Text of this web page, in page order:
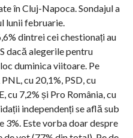
în Cluj-Napoca. Sondajul a
lunii februarie.
dintrei cei chestionați au
dacă alegerile pentru
duminica viitoare. Pe
cu 20,1%, PSD, cu
cu 7,2% și Pro România, cu
independenți se află sub
3%. Este vorba doar despre